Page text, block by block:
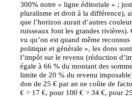
300% notre « ligne éditoriale » ;
pluralisme et droit à la différence),
que l’horizon aurait d’autres
ruisseaux font les grandes rivières).
vu qu’on est quand même
politique et générale », les dons
l’impôt sur le revenu (réduction
égale à 66 % du montant des
limite de 20 % du revenu
don de 25 € par an ne coûte de
€ > 17 €, pour 100 € > 34 €, pour